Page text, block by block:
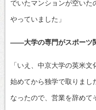
でいたマンションが空いた
やっていました」
——大学の専門がスポーツ
「いえ、中京大学の英米
始めてから独学で取りまし
なったので、営業を辞めて